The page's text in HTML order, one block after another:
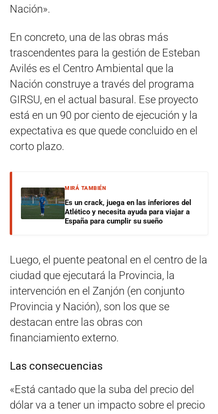
Nación».
En concreto, una de las obras más
trascendentes para la gestión de Esteban
Avilés es el Centro Ambiental que la
Nación construye a través del programa
GIRSU, en el actual basural. Ese proyecto
está en un 90 por ciento de ejecución y la
expectativa es que quede concluido en el
corto plazo.
MIRÁ TAMBIÉN
Es un crack, juega en las inferiores del
Atlético y necesita ayuda para viajar a
España para cumplir su sueño
Luego, el puente peatonal en el centro de la
ciudad que ejecutará la Provincia, la
intervención en el Zanjón (en conjunto
Provincia y Nación), son los que se
destacan entre las obras con
financiamiento externo.
Las consecuencias
«Está cantado que la suba del precio del
dólar va a tener un impacto sobre el precio